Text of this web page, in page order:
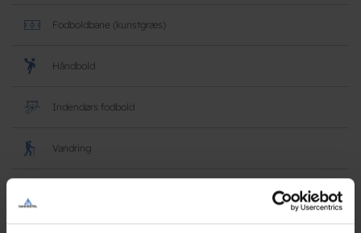
Fodboldbane (kunstgræs)
Håndbold
Indendørs fodbold
Vandring
Udendørs